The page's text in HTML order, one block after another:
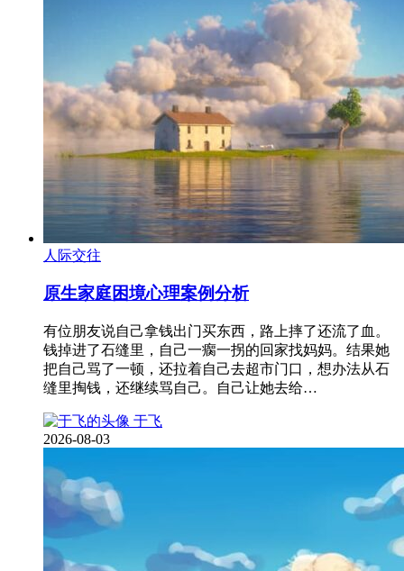
人际交往
原生家庭困境心理案例分析
有位朋友说自己拿钱出门买东西，路上摔了还流了血。
钱掉进了石缝里，自己一瘸一拐的回家找妈妈。结果她
把自己骂了一顿，还拉着自己去超市门口，想办法从石
缝里掏钱，还继续骂自己。自己让她去给…
于飞
2026-08-03